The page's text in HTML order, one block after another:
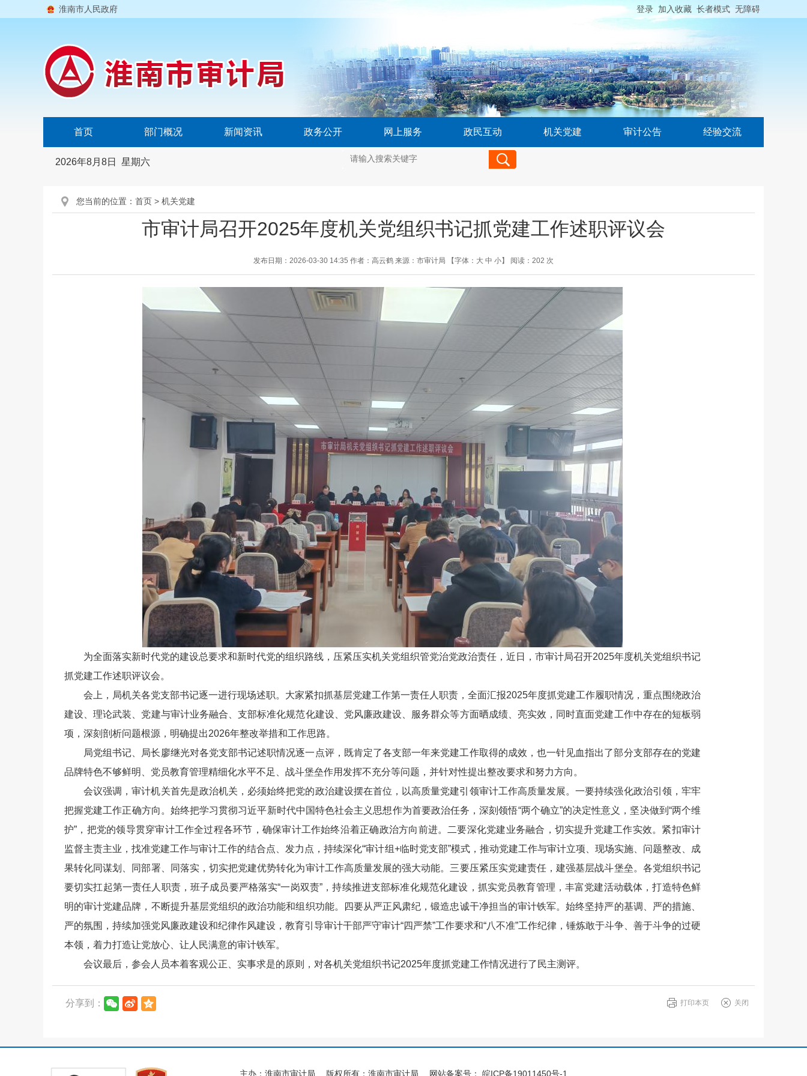
淮南市人民政府 登录 加入收藏 长者模式 无障碍
首页 部门概况 新闻资讯 政务公开 网上服务 政民互动 机关党建 审计公告 经验交流
2026年8月8日 星期六
您当前的位置： 首页 > 机关党建
市审计局召开2025年度机关党组织书记抓党建工作述职评议会
发布日期：2026-03-30 14:35 作者：高云鹤 来源：市审计局 【字体： 大 中 小】 阅读： 202 次
为全面落实新时代党的建设总要求和新时代党的组织路线，压紧压实机关党组织管党治党政治责任，近日，市审计局召开2025年度机关党组织书记
抓党建工作述职评议会。
会上，局机关各党支部书记逐一进行现场述职。大家紧扣抓基层党建工作第一责任人职责，全面汇报2025年度抓党建工作履职情况，重点围绕政治
建设、理论武装、党建与审计业务融合、支部标准化规范化建设、党风廉政建设、服务群众等方面晒成绩、亮实效，同时直面党建工作中存在的短板弱
项，深刻剖析问题根源，明确提出2026年整改举措和工作思路。
局党组书记、局长廖继光对各党支部书记述职情况逐一点评，既肯定了各支部一年来党建工作取得的成效，也一针见血指出了部分支部存在的党建
品牌特色不够鲜明、党员教育管理精细化水平不足、战斗堡垒作用发挥不充分等问题，并针对性提出整改要求和努力方向。
会议强调，审计机关首先是政治机关，必须始终把党的政治建设摆在首位，以高质量党建引领审计工作高质量发展。一要持续强化政治引领，牢牢
把握党建工作正确方向。始终把学习贯彻习近平新时代中国特色社会主义思想作为首要政治任务，深刻领悟“两个确立”的决定性意义，坚决做到“两个维
护”，把党的领导贯穿审计工作全过程各环节，确保审计工作始终沿着正确政治方向前进。二要深化党建业务融合，切实提升党建工作实效。紧扣审计
监督主责主业，找准党建工作与审计工作的结合点、发力点，持续深化“审计组+临时党支部”模式，推动党建工作与审计立项、现场实施、问题整改、成
果转化同谋划、同部署、同落实，切实把党建优势转化为审计工作高质量发展的强大动能。三要压紧压实党建责任，建强基层战斗堡垒。各党组织书记
要切实扛起第一责任人职责，班子成员要严格落实“一岗双责”，持续推进支部标准化规范化建设，抓实党员教育管理，丰富党建活动载体，打造特色鲜
明的审计党建品牌，不断提升基层党组织的政治功能和组织功能。四要从严正风肃纪，锻造忠诚干净担当的审计铁军。始终坚持严的基调、严的措施、
严的氛围，持续加强党风廉政建设和纪律作风建设，教育引导审计干部严守审计“四严禁”工作要求和“八不准”工作纪律，锤炼敢于斗争、善于斗争的过硬
本领，着力打造让党放心、让人民满意的审计铁军。
会议最后，参会人员本着客观公正、实事求是的原则，对各机关党组织书记2025年度抓党建工作情况进行了民主测评。
分享到： 打印本页 关闭
主办：淮南市审计局 版权所有：淮南市审计局 网站备案号： 皖ICP备19011450号-1